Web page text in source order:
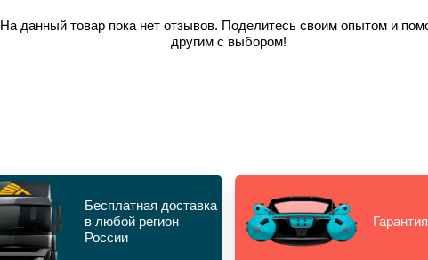
На данный товар пока нет отзывов. Поделитесь своим опытом и
другим с выбором!
Бесплатная доставка
в любой регион
России